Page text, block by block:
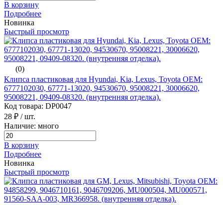
В корзину
Подробнее
Новинка
Быстрый просмотр
(0)
Клипса пластиковая для Hyundai, Kia, Lexus, Toyota ОЕМ:
6777102030, 67771-13020, 94530670, 95008221, 30006620,
95008221, 09409-08320. (внутренняя отделка).
Код товара: DP0047
28 ₽ / шт.
Наличие: много
В корзину
Подробнее
Новинка
Быстрый просмотр